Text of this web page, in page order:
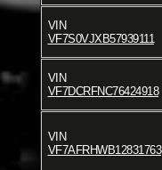
VIN
VF7S0VJXB57939111
VIN
VF7DCRFNC76424918
VIN
VF7AFRHWB12831763